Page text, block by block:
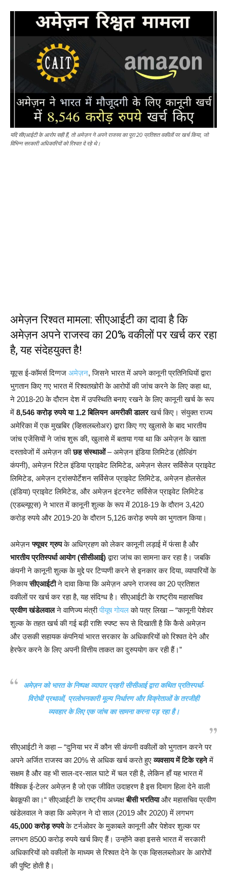
यदि सीएआईटी के आरोप सही हैं, तो अमेज़न ने अपने राजस्व का पूरा 20 प्रतिशत वकीलों पर खर्च किया, जो
विभिन्न सरकारी अधिकारियों को रिश्वत दे रहे थे।
अमेज़न रिश्वत मामला: सीएआईटी का दावा है कि
अमेज़न अपने राजस्व का 20% वकीलों पर खर्च कर रहा
है, यह संदेहयुक्त है!
यूएस ई-कॉमर्स दिग्गज अमेज़न, जिसने भारत में अपने कानूनी प्रतिनिधियों द्वारा
भुगतान किए गए भारत में रिश्वतखोरी के आरोपों की जांच करने के लिए कहा था,
ने 2018-20 के दौरान देश में उपस्थिति बनाए रखने के लिए कानूनी खर्च के रूप
में 8,546 करोड़ रुपये या 1.2 बिलियन अमरीकी डालरखर्च किए। संयुक्त राज्य
अमेरिका में एक मुखबिर (व्हिसलब्लोअर) द्वारा किए गए खुलासे के बाद भारतीय
जांच एजेंसियों ने जांच शुरू की, खुलासे में बताया गया था कि अमेज़न के खाता
दस्तावेजों में अमेज़न कीछह संस्थाओं– अमेज़न इंडिया लिमिटेड (होल्डिंग
कंपनी), अमेज़न रिटेल इंडिया प्राइवेट लिमिटेड, अमेज़न सेलर सर्विसेज प्राइवेट
लिमिटेड, अमेज़न ट्रांसपोर्टेशन सर्विसेज प्राइवेट लिमिटेड, अमेज़न होलसेल
(इंडिया) प्राइवेट लिमिटेड, और अमेज़न इंटरनेट सर्विसेज प्राइवेट लिमिटेड
(एडब्ल्यूएस) ने भारत में कानूनी शुल्क के रूप में 2018-19 के दौरान 3,420
करोड़ रुपये और 2019-20 के दौरान 5,126 करोड़ रुपये का भुगतान किया।
अमेज़नफ्यूचर ग्रुपके अधिग्रहण को लेकर कानूनी लड़ाई में फंसा है और
भारतीय प्रतिस्पर्धा आयोग (सीसीआई)द्वारा जांच का सामना कर रहा है। जबकि
कंपनी ने कानूनी शुल्क के मुद्दे पर टिप्पणी करने से इनकार कर दिया, व्यापारियों के
निकायसीएआईटीने दावा किया कि अमेज़न अपने राजस्व का 20 प्रतिशत
वकीलों पर खर्च कर रहा है, यह संदिग्ध है। सीएआईटी के राष्ट्रीय महासचिव
प्रवीण खंडेलवालने वाणिज्य मंत्रीपीयूष गोयलको पत्र लिखा – “कानूनी पेशेवर
शुल्क के तहत खर्च की गई बड़ी राशि स्पष्ट रूप से दिखाती है कि कैसे अमेज़न
और उसकी सहायक कंपनियां भारत सरकार के अधिकारियों को रिश्वत देने और
हेरफेर करने के लिए अपनी वित्तीय ताकत का दुरुपयोग कर रही हैं।”
अमेज़न को भारत के निष्पक्ष व्यापार प्रहरी सीसीआई द्वारा कथित प्रतिस्पर्धा-
विरोधी प्रथाओं, प्रलोभनकारी मूल्य निर्धारण और विक्रेताओं के तरजीही
व्यवहार के लिए एक जांच का सामना करना पड़ रहा है।
सीएआईटी ने कहा – “दुनिया भर में कौन सी कंपनी वकीलों को भुगतान करने पर
अपने अर्जित राजस्व का 20% से अधिक खर्च करते हुएव्यवसाय में टिके रहनेमें
सक्षम है और वह भी साल-दर-साल घाटे में चल रही है, लेकिन हाँ यह भारत में
वैश्विक ई-टेलर अमेज़न है जो एक जीवित उदाहरण है इस दिमाग हिला देने वाली
बेवकूफी का।“ सीएआईटी के राष्ट्रीय अध्यक्षबीसी भरतियाऔर महासचिव प्रवीण
खंडेलवाल ने कहा कि अमेज़न ने दो साल (2019 और 2020) में लगभग
45,000 करोड़ रुपयेके टर्नओवर के मुकाबले कानूनी और पेशेवर शुल्क पर
लगभग 8500 करोड़ रुपये खर्च किए हैं। उन्होंने कहा इससे भारत में सरकारी
अधिकारियों को वकीलों के माध्यम से रिश्वत देने के एक व्हिसलब्लोअर के आरोपों
की पुष्टि होती है।